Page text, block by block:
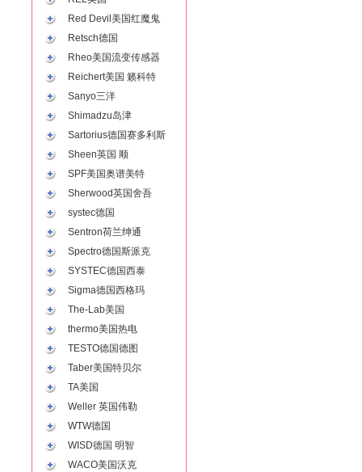
Red Devil美国红魔鬼
Retsch德国
Rheo美国流变传感器
Reichert美国 籁科特
Sanyo三洋
Shimadzu岛津
Sartorius德国赛多利斯
Sheen英国 顺
SPF美国奥谱美特
Sherwood英国舍吾
systec德国
Sentron荷兰绅通
Spectro德国斯派克
SYSTEC德国西泰
Sigma德国西格玛
The-Lab美国
thermo美国热电
TESTO德国德图
Taber美国特贝尔
TA美国
Weller 英国伟勒
WTW德国
WISD德国 明智
WACO美国沃克